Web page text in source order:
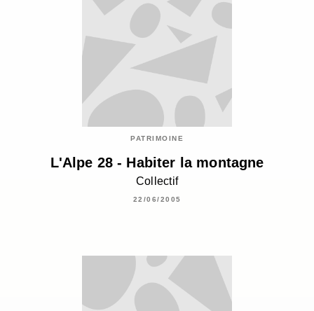
PATRIMOINE
L'Alpe 28 - Habiter la montagne
Collectif
22/06/2005